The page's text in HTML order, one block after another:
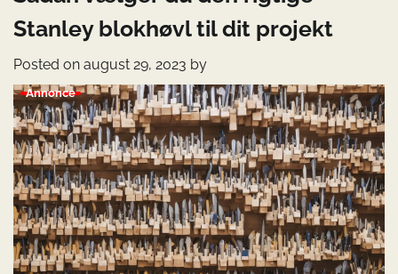
Stanley blokhøvl til dit projekt
Posted on august 29, 2023 by
Annonce